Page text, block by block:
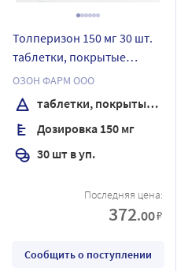
Толперизон 150 мг 30 шт.
таблетки, покрытые
пленочной оболочкой
ОЗОН ФАРМ ООО
таблетки, покрытые пленочной оболочкой
Дозировка 150 мг
30 шт в уп.
Последняя цена:
372.00₽
Сообщить о поступлении